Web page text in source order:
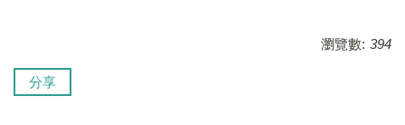
瀏覽數: 394
分享